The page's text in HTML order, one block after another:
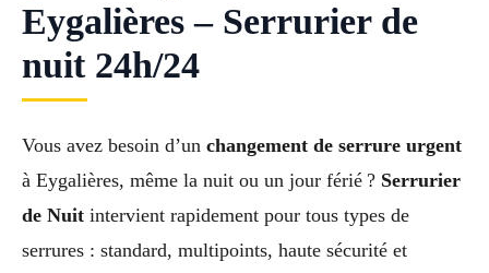
Eygalières – Serrurier de
nuit 24h/24
Vous avez besoin d’un changement de serrure urgent
à Eygalières, même la nuit ou un jour férié ? Serrurier
de Nuit intervient rapidement pour tous types de
serrures : standard, multipoints, haute sécurité et